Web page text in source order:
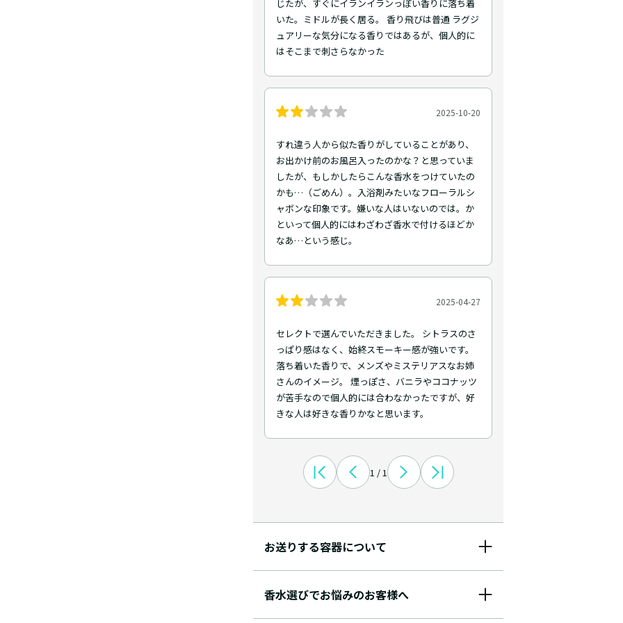
じたが、すぐにイランイランっぽい香りに落ち着
いた。ミドルが長く居る。 香り飛びは普通 ラグジ
ュアリーな気分になる香りではあるが、個人的に
はそこまで刺さらなかった
2025-10-20
すれ違う人から似た香りがしていることがあり、
お出かけ前のお風呂入ったのかな？と思っていま
したが、もしかしたらこんな香水をつけていたの
かも…（ごめん）。入浴剤みたいなフローラルシ
ャボンな印象です。嫌いな人はいないのでは。か
といって個人的にはわざわざ香水で付けるほどか
なあ…という感じ。
2025-04-27
セレクトで選んでいただきました。 シトラスのさ
っぱり感はなく、始終スモーキー感が強いです。
落ち着いた香りで、メンズやミステリアスなお姉
さんのイメージ。 煙っぽさ、バニラやココナッツ
が苦手なので個人的には合わなかったですが、好
きな人は好きな香りかなと思います。
1 / 1
お送りする容器について
香水選びでお悩みのお客様へ